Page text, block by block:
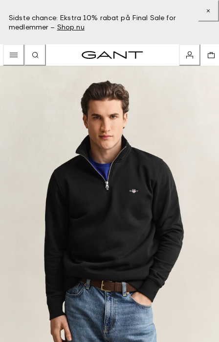
Sidste chance: Ekstra 10% rabat på Final Sale for
medlemmer – Shop nu